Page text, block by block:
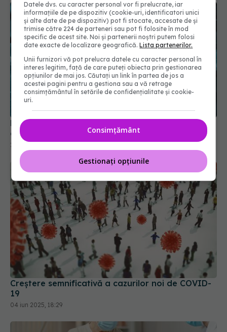
Moderna retrage aprobarea vaccinului combinat
gripă - COVID
23 mai 2025, 12:33
Creștere semnificativă a cazurilor noi de COVID-
19
04 iun 2025, 18:29
Datele dvs. cu caracter personal vor fi prelucrate, iar
informațiile de pe dispozitiv (cookie-uri, identificatori unici
și alte date de pe dispozitiv) pot fi stocate, accesate de și
trimise către 224 de parteneri sau pot fi folosite în mod
specific de acest site. Noi și partenerii noștri putem folosi
date exacte de localizare geografică.Lista partenerilor.
Unii furnizori vă pot prelucra datele cu caracter personal în
interes legitim, față de care puteți obiecta prin gestionarea
opțiunilor de mai jos. Căutați un link în partea de jos a
acestei pagini pentru a gestiona sau a vă retrage
consimțământul în setările de confidențialitate și cookie-
uri.
Consimțământ
Gestionați opțiunile